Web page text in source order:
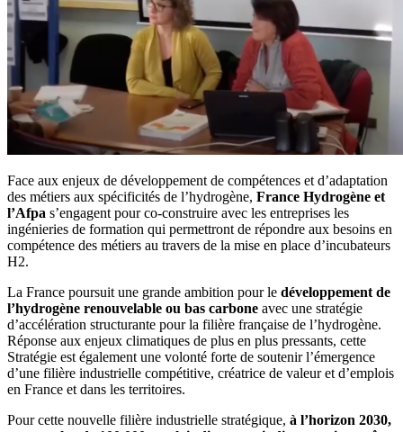
Face aux enjeux de développement de compétences et d’adaptation
des métiers aux spécificités de l’hydrogène, France Hydrogène et
l’Afpa s’engagent pour co-construire avec les entreprises les
ingénieries de formation qui permettront de répondre aux besoins en
compétence des métiers au travers de la mise en place d’incubateurs
H2.
La France poursuit une grande ambition pour le développement de
l’hydrogène renouvelable ou bas carbone avec une stratégie
d’accélération structurante pour la filière française de l’hydrogène.
Réponse aux enjeux climatiques de plus en plus pressants, cette
Stratégie est également une volonté forte de soutenir l’émergence
d’une filière industrielle compétitive, créatrice de valeur et d’emplois
en France et dans les territoires.
Pour cette nouvelle filière industrielle stratégique, à l’horizon 2030,